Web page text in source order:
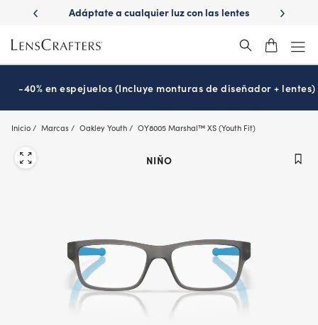
main
content
con
Adáptate a cualquier luz con las lentes
¿Es
-40% en espejuelos (Incluye monturas de diseñador + lentes)
Inicio Marcas Oakley Youth OY8005 Marshal™ XS (Youth Fit)
NIÑO